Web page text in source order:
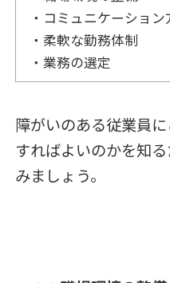
・コミュニケーション
・柔軟な勤務体制
・業務の選定
障がいのある従業員
すればよいのかを知
みましょう。